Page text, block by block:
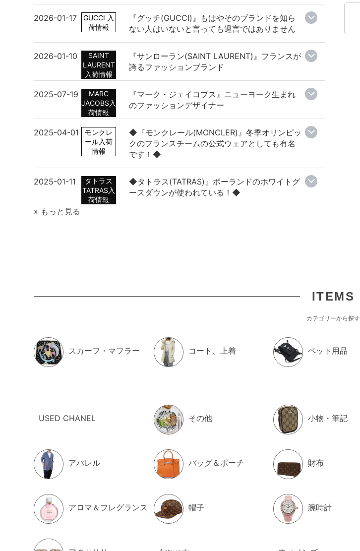
2026-01-17
GUCCI 入
荷情報
『グッチ(GUCCI)』もはやそのブランドを知ら
ない人はいないと言っても過言ではありません
2026-01-10
SAINT
LAURENT
入荷情報
『サンローラン(SAINT LAURENT)』フランスが
誇るファッションブランド
2025-07-19
MARC
JACOBS入
荷情報
『マーク・ジェイコブス』ニューヨーク生まれ
のファッションデザイナー
2025-04-01
モンクレ
ール入荷
情報
◆『モンクレール(MONCLER)』冬季オリンピッ
クのフランスチームの公式ウェアとしても有名
です！◆
2025-01-11
タトラス
TATRAS入
荷情報
◆タトラス(TATRAS)』ポーランドのホワイトグ
ースダウンが使われている！◆
» もっと見る
ITEMS
カテゴリーから探す
スカーフ・マフラー コート、上着 ペット用品
USED CHANEL その他 小物・筆記
アパレル バッグ＆ポーチ 財布
アロマ＆フレグランス 帽子 腕時計